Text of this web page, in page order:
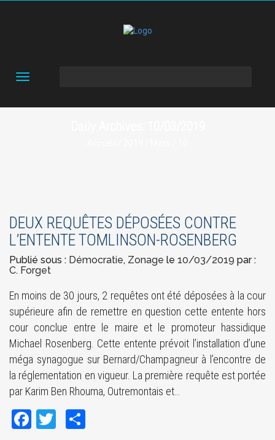
Toggle
DEUX REQUÊTES DÉPOSÉES CONTRE
L’ENTENTE TOMLINSON-ROSENBERG
Publié sous : Démocratie, Zonage le 10/03/2019 par :
C. Forget
En moins de 30 jours, 2 requêtes ont été déposées à la cour
supérieure afin de remettre en question cette entente hors
cour conclue entre le maire et le promoteur hassidique
Michael Rosenberg. Cette entente prévoit l’installation d’une
méga synagogue sur Bernard/Champagneur à l’encontre de
la réglementation en vigueur. La première requête est portée
par Karim Ben Rhouma, Outremontais et…
FacebookTwitter